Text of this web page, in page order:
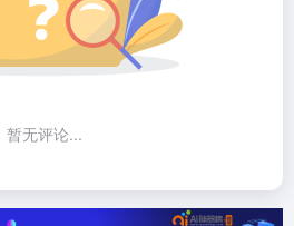
暂无评论...